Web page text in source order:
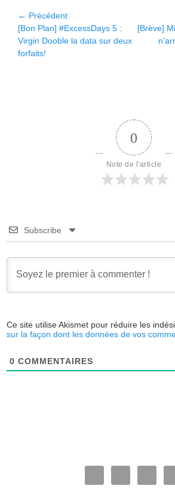
Navigation
de
l’article
← Précédent
Article
précédent :
[Bon Plan] #ExcessDays 5 :
Virgin Dooble la data sur deux
forfaits!
Article
suivant :
[Brève]
0
Note de l'article
Subscribe
Ce site utilise Akismet pour réduire les
sur la façon dont les données de vos
0 COMMENTAIRES